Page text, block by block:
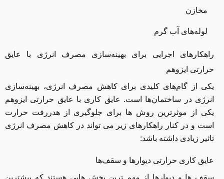
مخازن
لوله‌های آب گرم
راهکارهای اجرایی برای بهینه‌سازی مصرف انرژی با عایق
حرارتی ایزوهم
یکی از گام‌های کلیدی برای کاهش مصرف انرژی، بهینه‌سازی
انرژی در ساختمان‌ها است. عایق کاری با عایق حرارتی ایزوهم
یکی از موثرترین روش ها برای جلوگیری از هدررفت حرارت
است و در کنار راهکارهای زیر می تواند در کاهش مصرف انرژی
تاثیر زیادی داشته باشد:
عایق ‌کاری حرارتی دیوارها و سقف‌ها